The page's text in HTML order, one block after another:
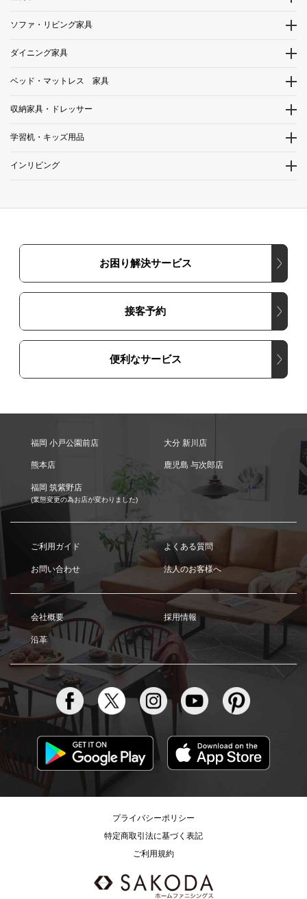
ソファ・リビング家具
ダイニング家具
ベッド・マットレス 家具
収納家具・ドレッサー
学習机・キッズ用品
インリビング
お困り解決サービス
接客予約
便利なサービス
福岡 小戸公園前店 大分 新川店
熊本店 鹿児島 与次郎店
福岡 筑紫野店
(業態変更の為お店が変わりました)
ご利用ガイド よくある質問
お問い合わせ 法人のお客様へ
会社概要 採用情報
沿革
プライバシーポリシー
特定商取引法に基づく表記
ご利用規約